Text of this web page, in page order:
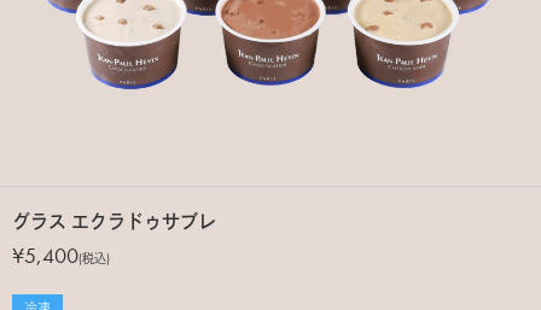
グラス エクラドゥサブレ
¥5,400(税込)